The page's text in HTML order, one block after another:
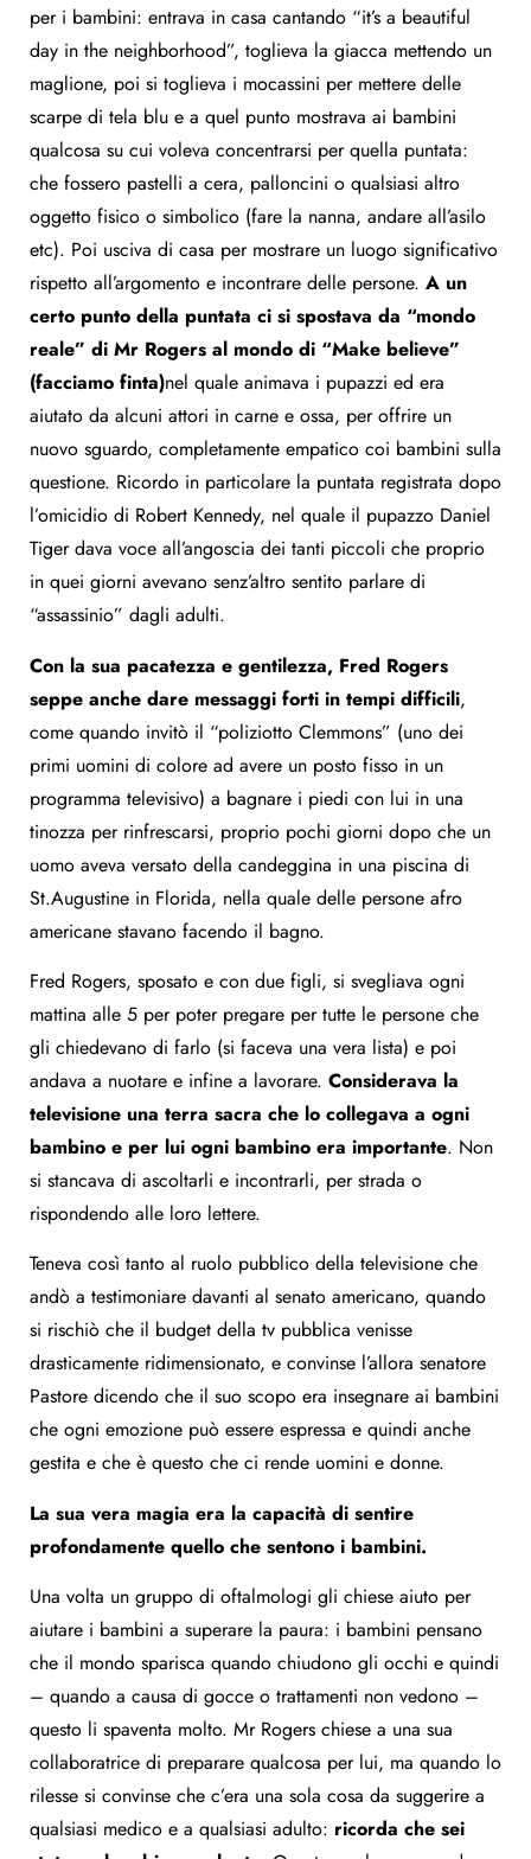
per i bambini: entrava in casa cantando “it’s a beautiful
day in the neighborhood”, toglieva la giacca mettendo un
maglione, poi si toglieva i mocassini per mettere delle
scarpe di tela blu e a quel punto mostrava ai bambini
qualcosa su cui voleva concentrarsi per quella puntata:
che fossero pastelli a cera, palloncini o qualsiasi altro
oggetto fisico o simbolico (fare la nanna, andare all’asilo
etc). Poi usciva di casa per mostrare un luogo significativo
rispetto all’argomento e incontrare delle persone. A un
certo punto della puntata ci si spostava da “mondo
reale” di Mr Rogers al mondo di “Make believe”
(facciamo finta)nel quale animava i pupazzi ed era
aiutato da alcuni attori in carne e ossa, per offrire un
nuovo sguardo, completamente empatico coi bambini sulla
questione. Ricordo in particolare la puntata registrata dopo
l’omicidio di Robert Kennedy, nel quale il pupazzo Daniel
Tiger dava voce all’angoscia dei tanti piccoli che proprio
in quei giorni avevano senz’altro sentito parlare di
“assassinio” dagli adulti.
Con la sua pacatezza e gentilezza, Fred Rogers
seppe anche dare messaggi forti in tempi difficili,
come quando invitò il “poliziotto Clemmons” (uno dei
primi uomini di colore ad avere un posto fisso in un
programma televisivo) a bagnare i piedi con lui in una
tinozza per rinfrescarsi, proprio pochi giorni dopo che un
uomo aveva versato della candeggina in una piscina di
St.Augustine in Florida, nella quale delle persone afro
americane stavano facendo il bagno.
Fred Rogers, sposato e con due figli, si svegliava ogni
mattina alle 5 per poter pregare per tutte le persone che
gli chiedevano di farlo (si faceva una vera lista) e poi
andava a nuotare e infine a lavorare. Considerava la
televisione una terra sacra che lo collegava a ogni
bambino e per lui ogni bambino era importante. Non
si stancava di ascoltarli e incontrarli, per strada o
rispondendo alle loro lettere.
Teneva così tanto al ruolo pubblico della televisione che
andò a testimoniare davanti al senato americano, quando
si rischiò che il budget della tv pubblica venisse
drasticamente ridimensionato, e convinse l’allora senatore
Pastore dicendo che il suo scopo era insegnare ai bambini
che ogni emozione può essere espressa e quindi anche
gestita e che è questo che ci rende uomini e donne.
La sua vera magia era la capacità di sentire
profondamente quello che sentono i bambini.
Una volta un gruppo di oftalmologi gli chiese aiuto per
aiutare i bambini a superare la paura: i bambini pensano
che il mondo sparisca quando chiudono gli occhi e quindi
– quando a causa di gocce o trattamenti non vedono –
questo li spaventa molto. Mr Rogers chiese a una sua
collaboratrice di preparare qualcosa per lui, ma quando lo
rilesse si convinse che c’era una sola cosa da suggerire a
qualsiasi medico e a qualsiasi adulto: ricorda che sei